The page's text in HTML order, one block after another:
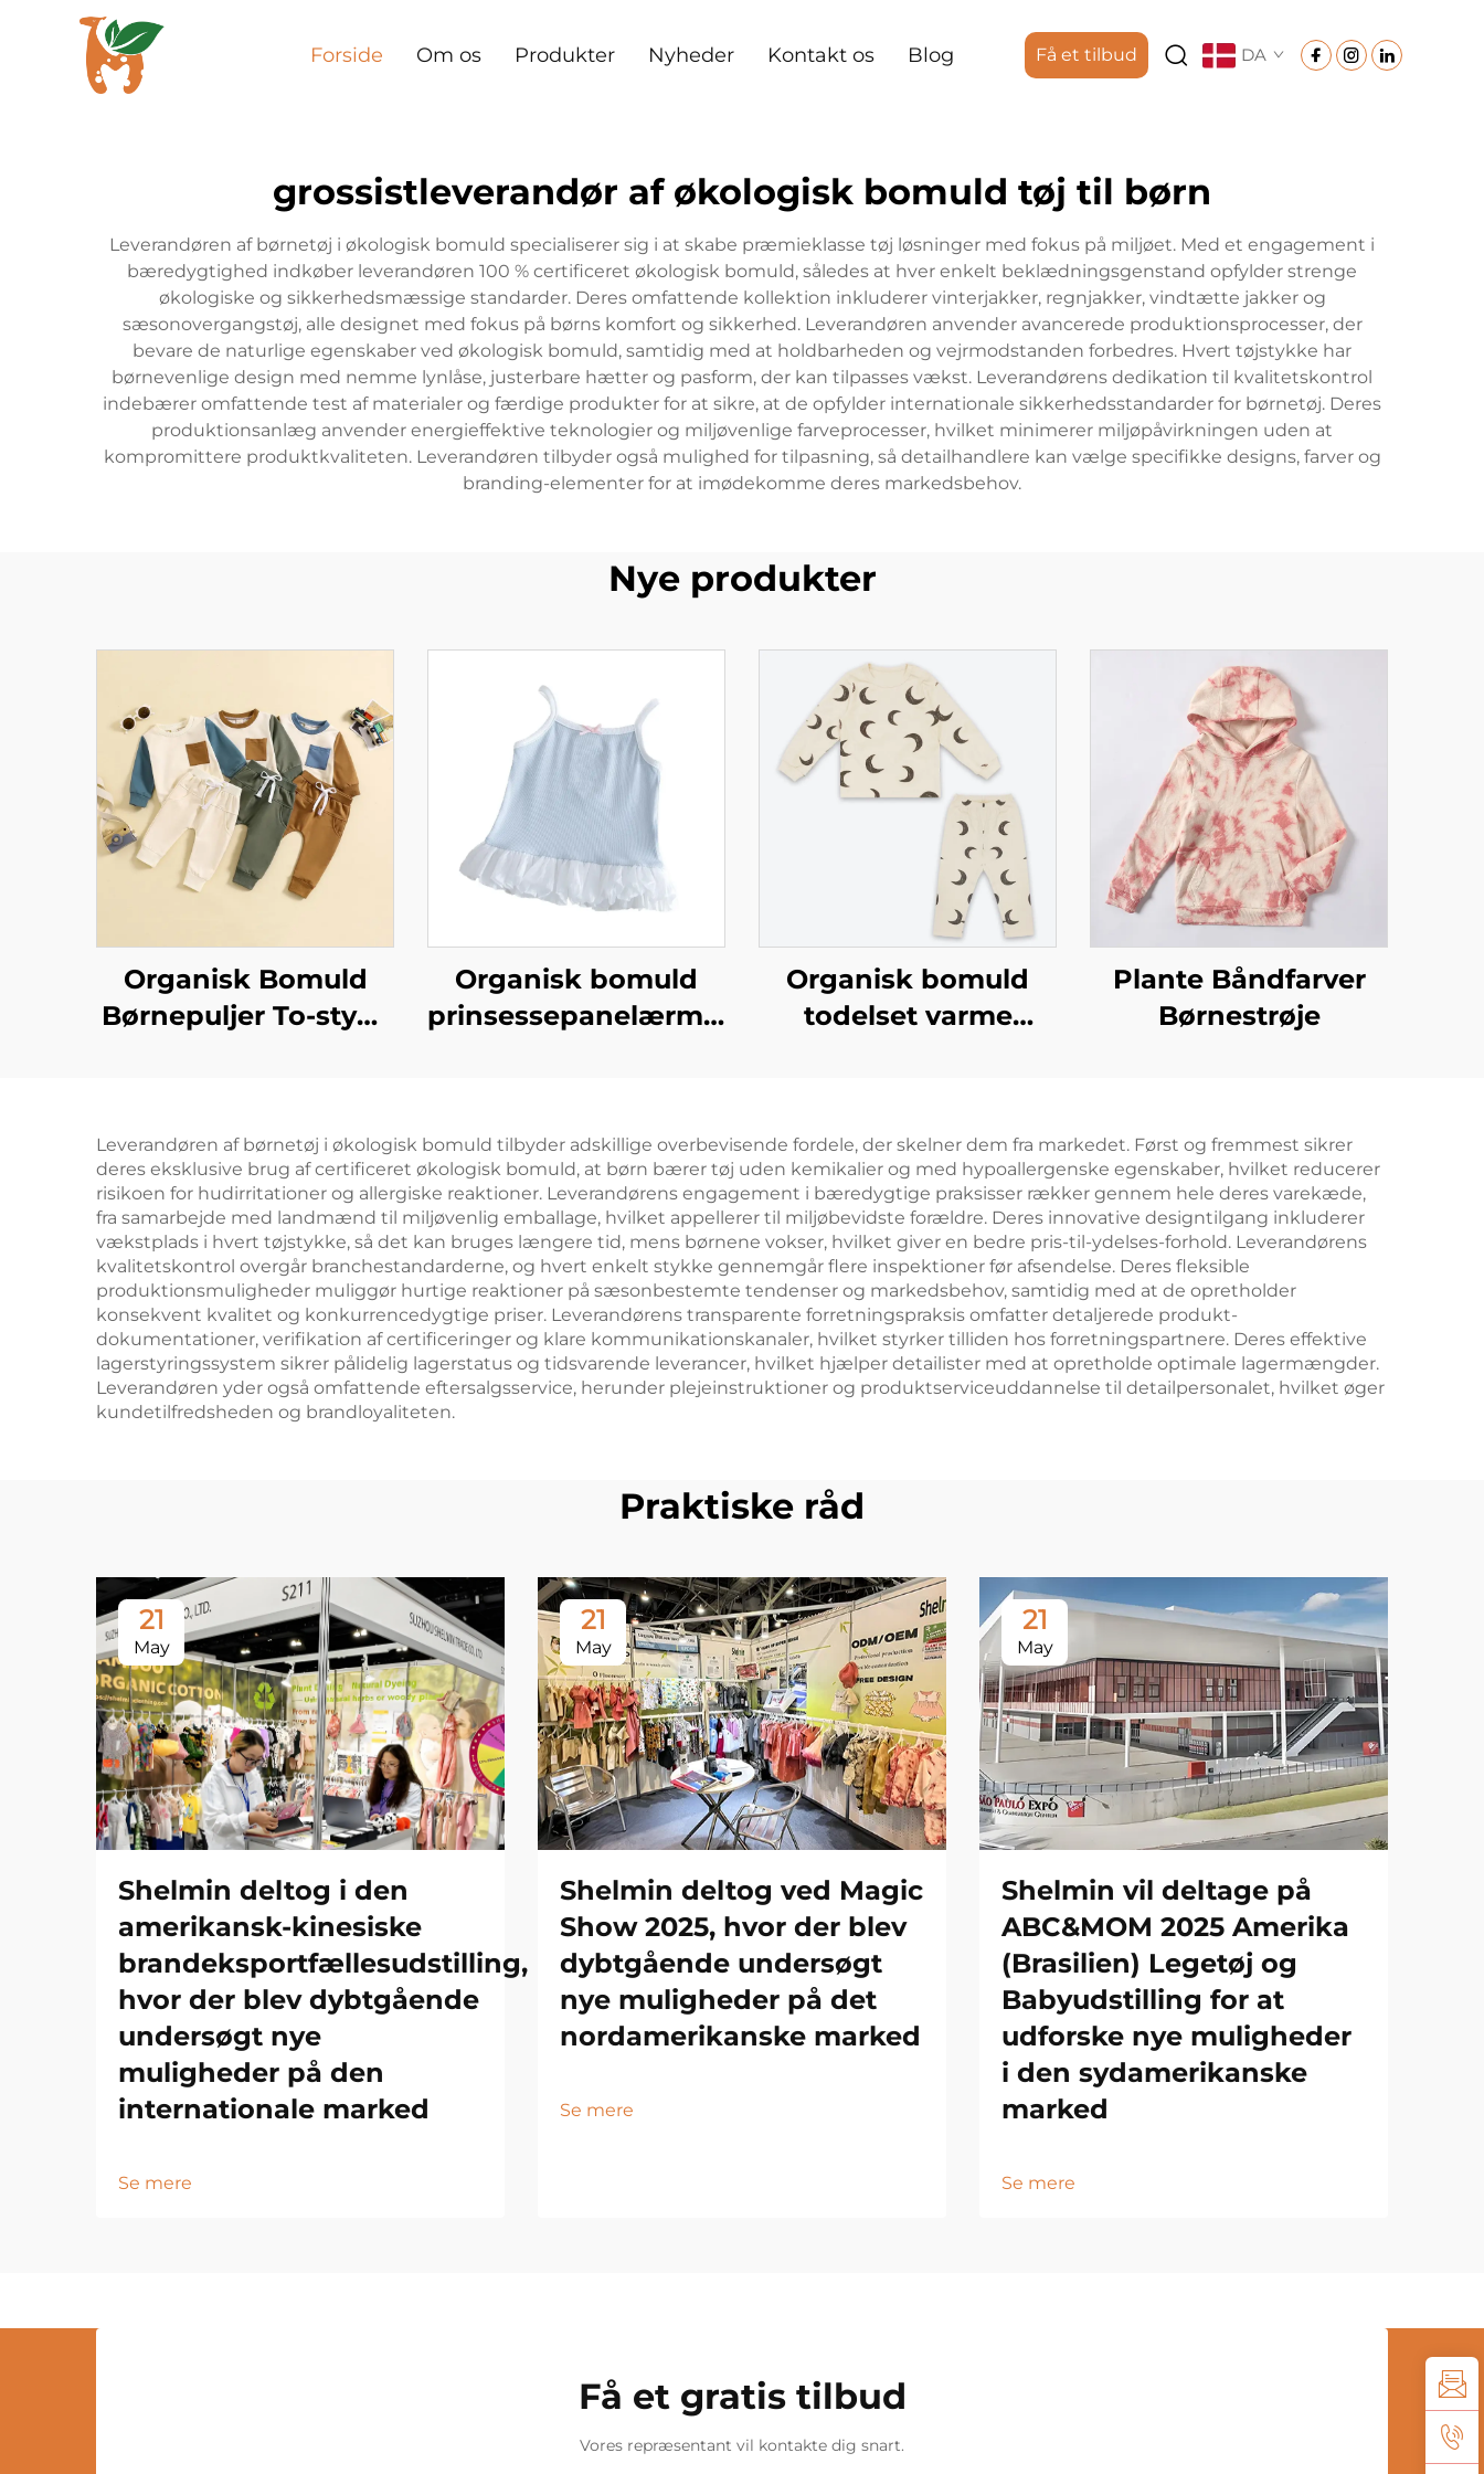
Forside Om os Produkter Nyheder Kontakt os Blog Få et tilbud DA
grossistleverandør af økologisk bomuld tøj til børn
Leverandøren af børnetøj i økologisk bomuld specialiserer sig i at skabe præmieklasse tøj løsninger med fokus på miljøet. Med et engagement i
bæredygtighed indkøber leverandøren 100 % certificeret økologisk bomuld, således at hver enkelt beklædningsgenstand opfylder strenge
økologiske og sikkerhedsmæssige standarder. Deres omfattende kollektion inkluderer vinterjakker, regnjakker, vindtætte jakker og
sæsonovergangstøj, alle designet med fokus på børns komfort og sikkerhed. Leverandøren anvender avancerede produktionsprocesser, der
bevare de naturlige egenskaber ved økologisk bomuld, samtidig med at holdbarheden og vejrmodstanden forbedres. Hvert tøjstykke har
børnevenlige design med nemme lynlåse, justerbare hætter og pasform, der kan tilpasses vækst. Leverandørens dedikation til kvalitetskontrol
indebærer omfattende test af materialer og færdige produkter for at sikre, at de opfylder internationale sikkerhedsstandarder for børnetøj. Deres
produktionsanlæg anvender energieffektive teknologier og miljøvenlige farveprocesser, hvilket minimerer miljøpåvirkningen uden at
kompromittere produktkvaliteten. Leverandøren tilbyder også mulighed for tilpasning, så detailhandlere kan vælge specifikke designs, farver og
branding-elementer for at imødekomme deres markedsbehov.
Nye produkter
Organisk Bomuld
Børnepuljer To-styks
Organisk bomuld
prinsessepanelærmerløs
Organisk bomuld
todelset varme
Plante Båndfarver
Børnestrøje
Leverandøren af børnetøj i økologisk bomuld tilbyder adskillige overbevisende fordele, der skelner dem fra markedet. Først og fremmest sikrer
deres eksklusive brug af certificeret økologisk bomuld, at børn bærer tøj uden kemikalier og med hypoallergenske egenskaber, hvilket reducerer
risikoen for hudirritationer og allergiske reaktioner. Leverandørens engagement i bæredygtige praksisser rækker gennem hele deres varekæde,
fra samarbejde med landmænd til miljøvenlig emballage, hvilket appellerer til miljøbevidste forældre. Deres innovative designtilgang inkluderer
vækstplads i hvert tøjstykke, så det kan bruges længere tid, mens børnene vokser, hvilket giver en bedre pris-til-ydelses-forhold. Leverandørens
kvalitetskontrol overgår branchestandarderne, og hvert enkelt stykke gennemgår flere inspektioner før afsendelse. Deres fleksible
produktionsmuligheder muliggør hurtige reaktioner på sæsonbestemte tendenser og markedsbehov, samtidig med at de opretholder
konsekvent kvalitet og konkurrencedygtige priser. Leverandørens transparente forretningspraksis omfatter detaljerede produkt-
dokumentationer, verifikation af certificeringer og klare kommunikationskanaler, hvilket styrker tilliden hos forretningspartnere. Deres effektive
lagerstyringssystem sikrer pålidelig lagerstatus og tidsvarende leverancer, hvilket hjælper detailister med at opretholde optimale lagermængder.
Leverandøren yder også omfattende eftersalgsservice, herunder plejeinstruktioner og produktserviceuddannelse til detailpersonalet, hvilket øger
kundetilfredsheden og brandloyaliteten.
Praktiske råd
21
May
Shelmin deltog i den
amerikansk-kinesiske
brandeksportfællesudstilling,
hvor der blev dybtgående
undersøgt nye
muligheder på den
internationale marked
Se mere
21
May
Shelmin deltog ved Magic
Show 2025, hvor der blev
dybtgående undersøgt
nye muligheder på det
nordamerikanske marked
Se mere
21
May
Shelmin vil deltage på
ABC&MOM 2025 Amerika
(Brasilien) Legetøj og
Babyudstilling for at
udforske nye muligheder
i den sydamerikanske
marked
Se mere
Få et gratis tilbud
Vores repræsentant vil kontakte dig snart.